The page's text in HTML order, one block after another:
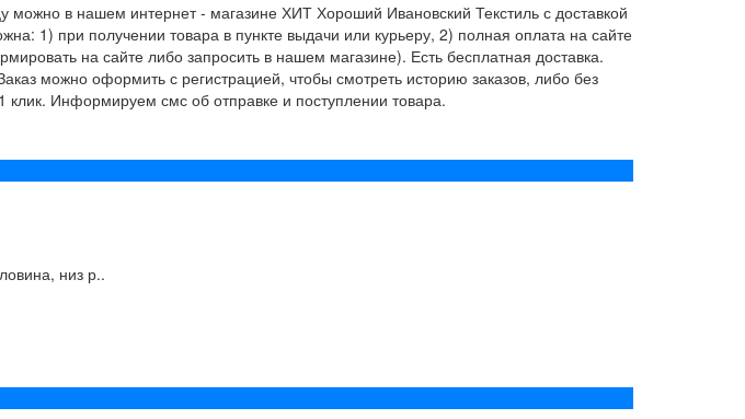
можно в нашем интернет - магазине ХИТ Хороший Ивановский Текстиль с доставкой
1) при получении товара в пункте выдачи или курьеру, 2) полная оплата на сайте
на сайте либо запросить в нашем магазине). Есть бесплатная доставка.
можно оформить с регистрацией, чтобы смотреть историю заказов, либо без
Информируем смс об отправке и поступлении товара.
низ р..